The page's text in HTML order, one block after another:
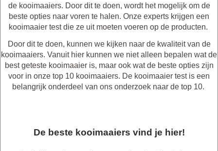
de kooimaaiers. Door dit te doen, wordt het mogelijk om de
beste opties naar voren te halen. Onze experts krijgen een
kooimaaier test die ze uit moeten voeren op de producten.
Door dit te doen, kunnen we kijken naar de kwaliteit van de
kooimaaiers. Vanuit hier kunnen we niet alleen bepalen wat de
best geteste kooimaaier is, maar ook wat de beste opties zijn
voor in onze top 10 kooimaaiers. De kooimaaier test is een
belangrijk onderdeel van ons onderzoek naar de top 10.
De beste kooimaaiers vind je hier!